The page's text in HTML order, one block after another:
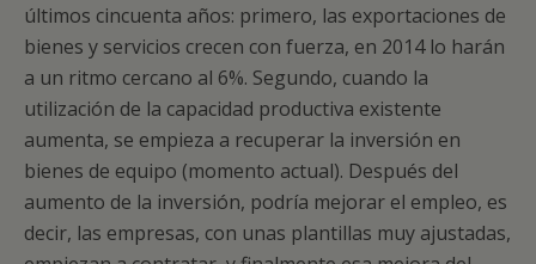
últimos cincuenta años: primero, las exportaciones de
bienes y servicios crecen con fuerza, en 2014 lo harán
a un ritmo cercano al 6%. Segundo, cuando la
utilización de la capacidad productiva existente
aumenta, se empieza a recuperar la inversión en
bienes de equipo (momento actual). Después del
aumento de la inversión, podría mejorar el empleo, es
decir, las empresas, con unas plantillas muy ajustadas,